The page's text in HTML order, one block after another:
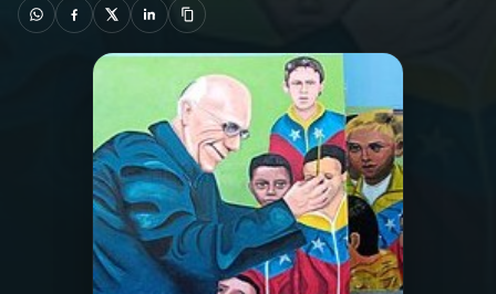
PROGRAMAÇÃO
PROGRAMAS
PODCASTS
VIDEOCASTS